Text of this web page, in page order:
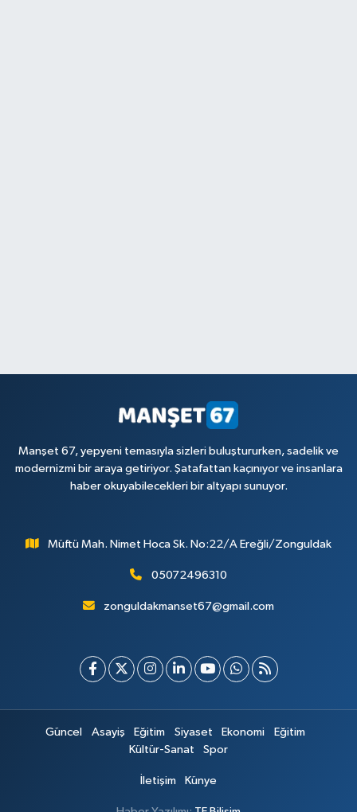
Manşet 67, yepyeni temasıyla sizleri buluştururken, sadelik ve
modernizmi bir araya getiriyor. Şatafattan kaçınıyor ve insanlara
haber okuyabilecekleri bir altyapı sunuyor.
Müftü Mah. Nimet Hoca Sk. No:22/A Ereğli/Zonguldak
05072496310
zonguldakmanset67@gmail.com
Güncel Asayiş Eğitim Siyaset Ekonomi
Eğitim
Kültür-Sanat
Spor
İletişim Künye